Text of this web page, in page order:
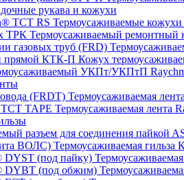
рукава и кожухи
Термоусаживаемые
Термоусаживаемый ремонтный
Кожух
Термоусаживаемая
Термоусаживаемая лента
Термоусаживаемая